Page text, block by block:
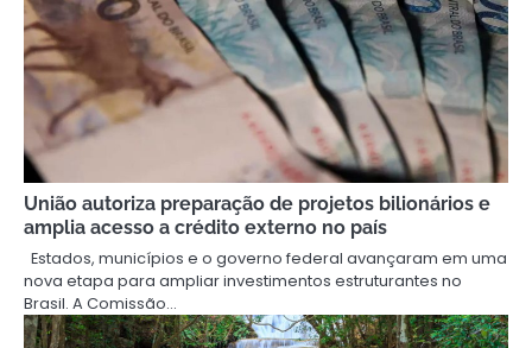
União autoriza preparação de projetos bilionários e
amplia acesso a crédito externo no país
Estados, municípios e o governo federal avançaram em uma
nova etapa para ampliar investimentos estruturantes no
Brasil. A Comissão…